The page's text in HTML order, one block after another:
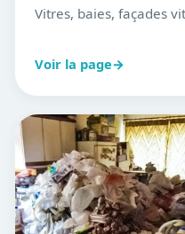
Vitres, baies, façades
Voir la page→